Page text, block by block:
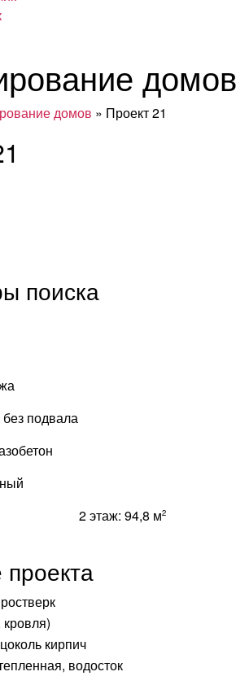
домов
домов » Проект 21
поиска
без подвала
2 этаж: 94,8 м2
кирпич
водосток